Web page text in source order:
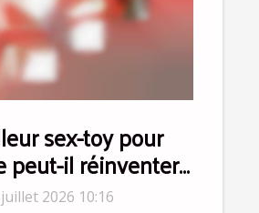
sex-toy pour
peut-il réinventer
moderne ?
2026 10:16